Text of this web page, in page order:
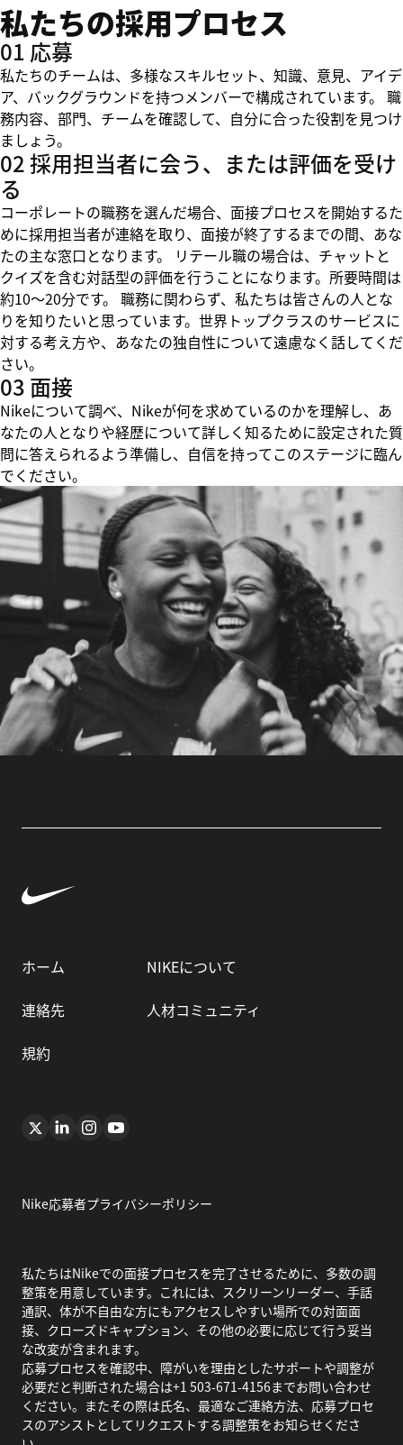
私たちの採用プロセス
01 応募
私たちのチームは、多様なスキルセット、知識、意見、アイデ
ア、バックグラウンドを持つメンバーで構成されています。 職
務内容、部門、チームを確認して、自分に合った役割を見つけ
ましょう。
02 採用担当者に会う、または評価を受け
る
コーポレートの職務を選んだ場合、面接プロセスを開始するた
めに採用担当者が連絡を取り、面接が終了するまでの間、あな
たの主な窓口となります。 リテール職の場合は、チャットと
クイズを含む対話型の評価を行うことになります。所要時間は
約10～20分です。 職務に関わらず、私たちは皆さんの人とな
りを知りたいと思っています。世界トップクラスのサービスに
対する考え方や、あなたの独自性について遠慮なく話してくだ
さい。
03 面接
Nikeについて調べ、Nikeが何を求めているのかを理解し、あ
なたの人となりや経歴について詳しく知るために設定された質
問に答えられるよう準備し、自信を持ってこのステージに臨ん
でください。
ホーム
NIKEについて
連絡先
人材コミュニティ
規約
Nike応募者プライバシーポリシー
私たちはNikeでの面接プロセスを完了させるために、多数の調
整策を用意しています。これには、スクリーンリーダー、手話
通訳、体が不自由な方にもアクセスしやすい場所での対面面
接、クローズドキャプション、その他の必要に応じて行う妥当
な改変が含まれます。
応募プロセスを確認中、障がいを理由としたサポートや調整が
必要だと判断された場合は+1 503-671-4156までお問い合わせ
ください。またその際は氏名、最適なご連絡方法、応募プロセ
スのアシストとしてリクエストする調整策をお知らせくださ